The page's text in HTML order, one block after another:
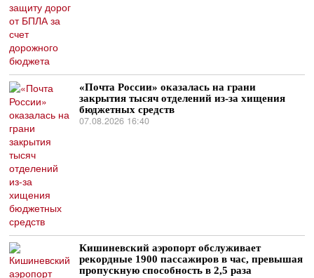
«Почта России» оказалась на грани
закрытия тысяч отделений из-за хищения
бюджетных средств
07.08.2026 16:40
Кишиневский аэропорт обслуживает
рекордные 1900 пассажиров в час, превышая
пропускную способность в 2,5 раза